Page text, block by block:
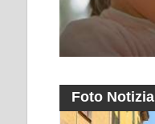
Foto Notizia